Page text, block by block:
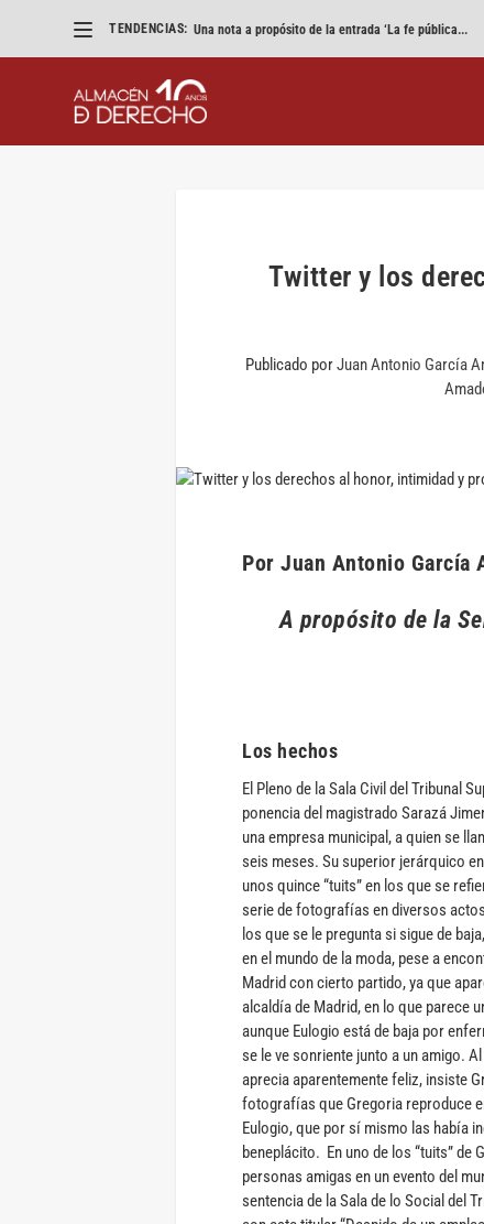
TENDENCIAS: Una nota a propósito de la entrada ‘La fe pública...
Twitter y los
Publicado porJuan Antonio García
Por Juan Antonio García
A propósito de la
Los hechos
El Pleno de la Sala Civil del Tribunal
ponencia del magistrado Sarazá
una empresa municipal, a quien se
seis meses. Su superior jerárquico
unos quince “tuits” en los que se
serie de fotografías en diversos
los que se le pregunta si sigue de
en el mundo de la moda, pese a
Madrid con cierto partido, ya que
alcaldía de Madrid, en lo que parece
aunque Eulogio está de baja por
se le ve sonriente junto a un amigo.
aprecia aparentemente feliz, insiste
fotografías que Gregoria reproduce
Eulogio, que por sí mismo las había
beneplácito. En uno de los “tuits” de
personas amigas en un evento del
sentencia de la Sala de lo Social del